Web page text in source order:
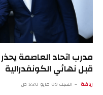
مدرب اتحاد العاصمة
قبل نهائي الكونفدرالية
رياضة السبت 09 مايو 5:20 ص